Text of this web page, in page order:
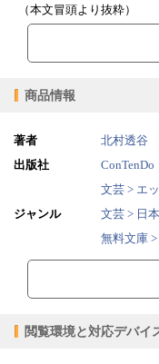
（本文冒頭より抜粋）
商品情報
著者
北村透谷
出版社
ConTenDo
ジャンル
文芸 > エ
文芸 > 日
無料文庫
販売開始日
2015/04/08
【販売形態】
閲覧環境と対応デバイ